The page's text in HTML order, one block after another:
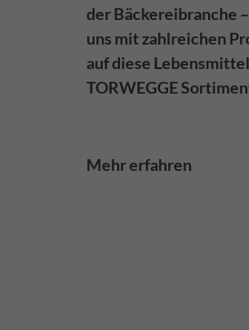
der Bäckereibranche
uns mit zahlreichen
auf diese
TORWEGGE
Mehr erfahren